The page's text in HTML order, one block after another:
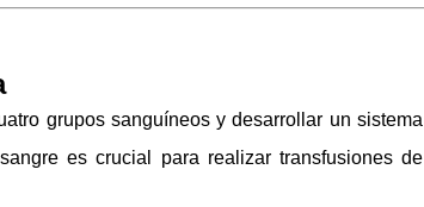
grupos sanguíneos y desarrollar un sistema
es crucial para realizar transfusiones de